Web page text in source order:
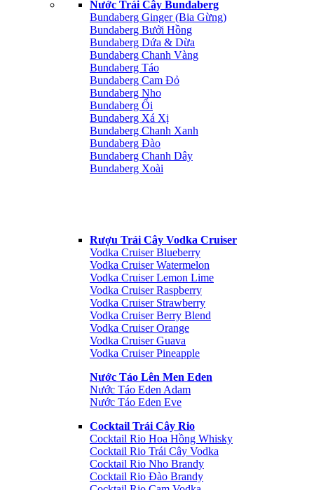
Nước Trái Cây Bundaberg
Bundaberg Ginger (Bia Gừng)
Bundaberg Bưởi Hồng
Bundaberg Dứa & Dừa
Bundaberg Chanh Vàng
Bundaberg Táo
Bundaberg Cam Đỏ
Bundaberg Nho
Bundaberg Ổi
Bundaberg Xá Xị
Bundaberg Chanh Xanh
Bundaberg Đào
Bundaberg Chanh Dây
Bundaberg Xoài
Rượu Trái Cây Vodka Cruiser
Vodka Cruiser Blueberry
Vodka Cruiser Watermelon
Vodka Cruiser Lemon Lime
Vodka Cruiser Raspberry
Vodka Cruiser Strawberry
Vodka Cruiser Berry Blend
Vodka Cruiser Orange
Vodka Cruiser Guava
Vodka Cruiser Pineapple
Nước Táo Lên Men Eden
Nước Táo Eden Adam
Nước Táo Eden Eve
Cocktail Trái Cây Rio
Cocktail Rio Hoa Hồng Whisky
Cocktail Rio Trái Cây Vodka
Cocktail Rio Nho Brandy
Cocktail Rio Đào Brandy